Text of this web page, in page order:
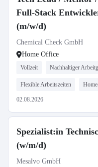
Full-Stack
(m/w/d)
Chemical Check GmbH
Home Office
Vollzeit Nachhaltiger
Flexible Arbeitszeiten
02.08.2026
Spezialist:in
(w/m/d)
Mesalvo GmbH